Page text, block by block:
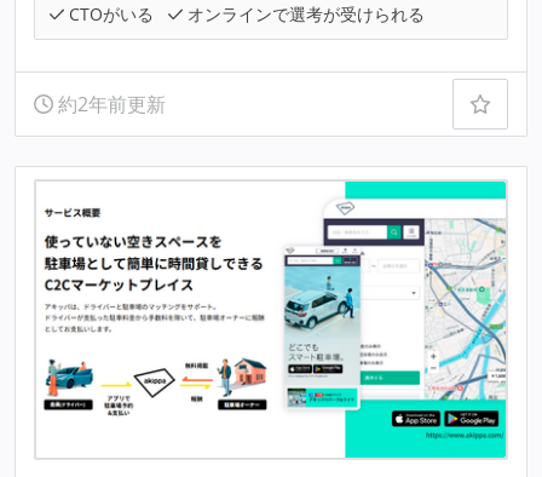
CTOがいる
オンラインで選考が受けられる
約2年前更新